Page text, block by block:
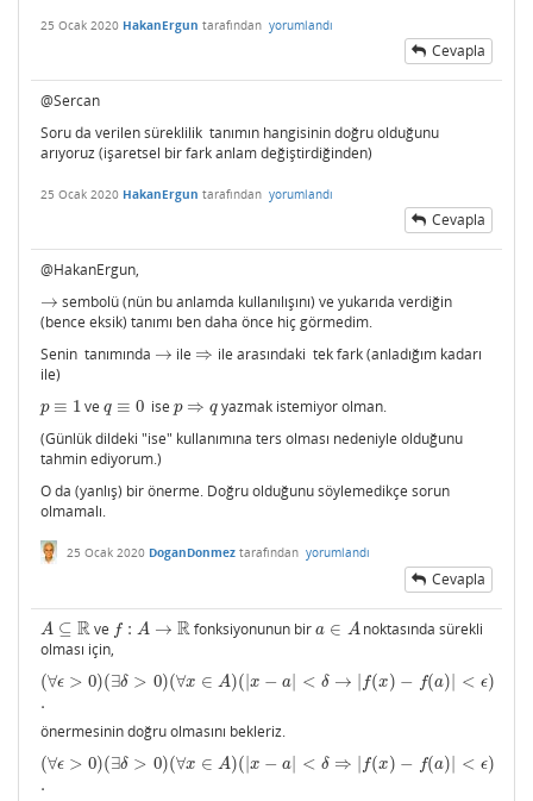
25 Ocak 2020 HakanErgun tarafından yorumlandı
Cevapla
@Sercan
Soru da verilen süreklilik tanımın hangisinin doğru olduğunu
arıyoruz (işaretsel bir fark anlam değiştirdiğinden)
25 Ocak 2020 HakanErgun tarafından yorumlandı
Cevapla
@HakanErgun,
→
→ sembolü (nün bu anlamda kullanılışını) ve yukarıda verdiğin
(bence eksik) tanımı ben daha önce hiç görmedim.
Senin tanımında →
→ ile ⇒
⇒ ile arasındaki tek fark (anladığım kadarı
ile)
p ≡ 1
p≡1 ve q ≡ 0
q≡0 ise p ⇒ q
p⇒q
yazmak istemiyor olman.
(Günlük dildeki "ise" kullanımına ters olması nedeniyle olduğunu
tahmin ediyorum.)
O da (yanlış) bir önerme. Doğru olduğunu söylemedikçe sorun
olmamalı.
25 Ocak 2020 DoganDonmez tarafından yorumlandı
Cevapla
A ⊆ R
A⊆R ve f : A → R
f:A→R fonksiyonunun bira ∈ A
a∈A
noktasında sürekli
olması için,
(∀ϵ > 0)(∃δ > 0)(∀x ∈ A)( x − a < δ → f(x) − f(a) < ϵ)
.
(∀ϵ> 0) ∃δ>0)( ∀x ∈A)(|x− a|<δ→ |f (x) −f a)| <ϵ ).
önermesinin doğru olmasını bekleriz.
(∀ϵ > 0)(∃δ > 0)(∀x ∈ A)( x − a < δ ⇒ f(x) − f(a) < ϵ)
.
(∀ϵ> 0) ∃δ>0)( ∀x ∈A)(|x− a|<δ⇒ |f x) −f( )| <ϵ .